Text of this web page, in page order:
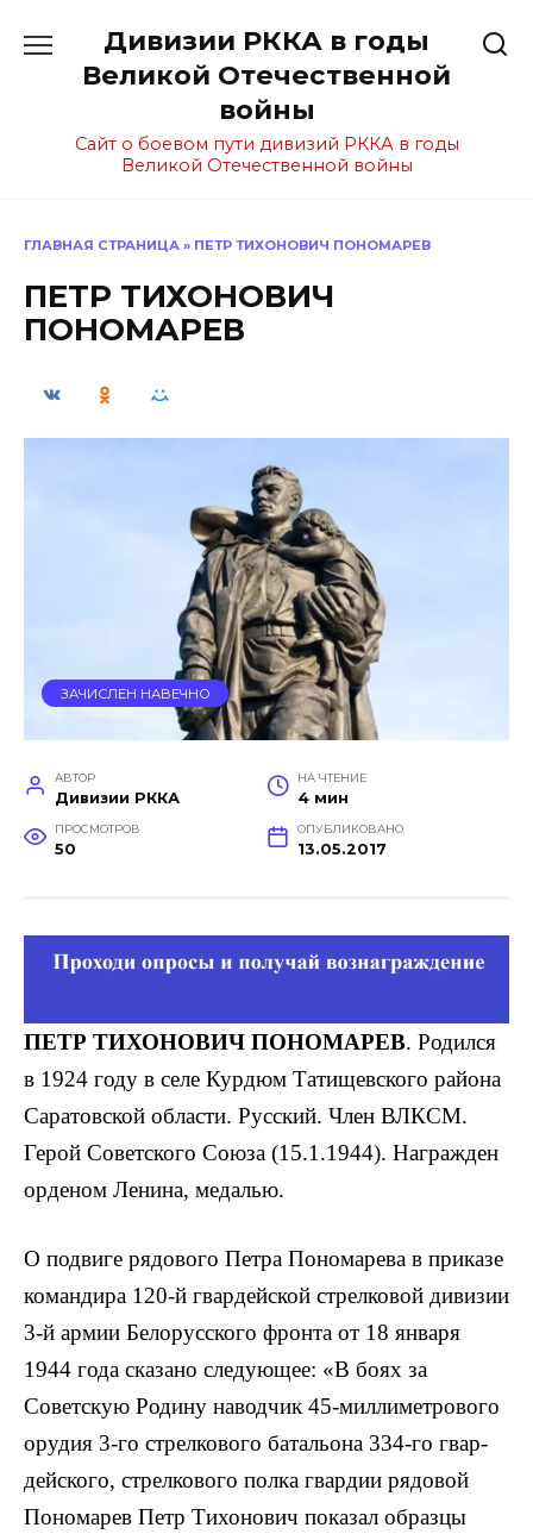
содержанию
Дивизии РККА в годы
Великой Отечественной
войны
Сайт о боевом пути дивизий РККА в годы
Великой Отечественной войны
ГЛАВНАЯ СТРАНИЦА » ПЕТР ТИХОНОВИЧ ПОНОМАРЕВ
ПЕТР ТИХОНОВИЧ
ПОНОМАРЕВ
ЗАЧИСЛЕН НАВЕЧНО
АВТОР
Дивизии РККА
НА ЧТЕНИЕ
4 мин
ПРОСМОТРОВ
50
ОПУБЛИКОВАНО
13.05.2017
ПЕТР ТИХОНОВИЧ ПОНОМАРЕВ. Родился
в 1924 году в селе Курдюм Татищевского района
Саратовской области. Русский. Член ВЛКСМ.
Герой Советского Союза (15.1.1944). Награжден
орденом Ленина, медалью.
О подвиге рядового Петра Пономарева в приказе
командира 120-й гвардейской стрелковой дивизии
3-й армии Белорусского фронта от 18 января
1944 года сказано следующее: «В боях за
Советскую Родину наводчик 45-миллимет­рового
орудия 3-го стрелкового батальона 334-го гвар­
дейского, стрелкового полка гвардии рядовой
Пономарев Петр Тихонович показал образцы